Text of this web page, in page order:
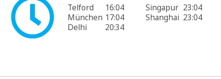
Telford
16:04
München 17:04
Delhi
20:34
Singapur 23:04
Shanghai 23:04